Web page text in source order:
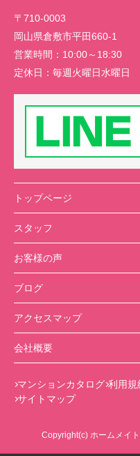
〒710-0003
岡山県倉敷市平田660-1
営業時間： 10:00～18:30
定休日： 毎週火曜日水曜日
トップページ
スタッフ
お客様の声
ブログ
アクセスマップ
会社概要
マンションカタログ 利用規
サイトマップ
Copyright(c) ホームメイ